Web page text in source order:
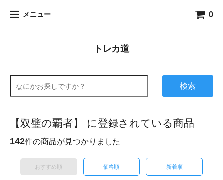
メニュー 0
トレカ道
検索
【双璧の覇者】 に登録されている商品
142件の商品が見つかりました
おすすめ順 価格順 新着順